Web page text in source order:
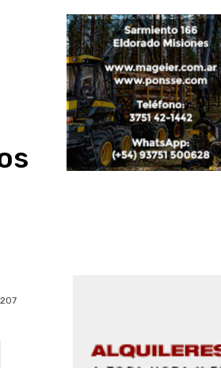
207